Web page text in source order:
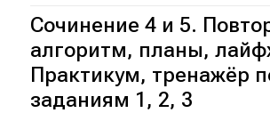
Сочинение 4 и 5.
алгоритм, планы,
Практикум, тренажёр
заданиям 1, 2, 3